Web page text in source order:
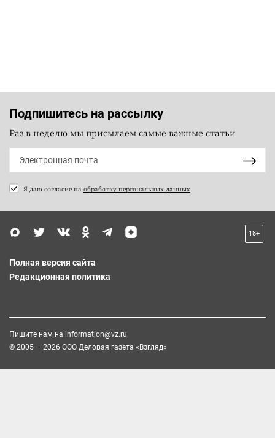
Подпишитесь на рассылку
Раз в неделю мы присылаем самые важные статьи
Я даю согласие на обработку персональных данных
18+
Полная версия сайта
Редакционная политика
Пишите нам на information@vz.ru
© 2005 — 2026 ООО Деловая газета «Взгляд»